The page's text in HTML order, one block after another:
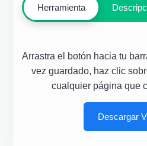
Herramienta
Arrastra el botón hacia tu
vez guardado, haz clic
cualquier página que
Descargar